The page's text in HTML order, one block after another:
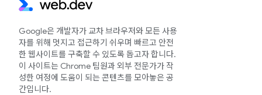
Google은 개발자가 교차 브라우저와 모든 사용
자를 위해 멋지고 접근하기 쉬우며 빠르고 안전
한 웹사이트를 구축할 수 있도록 돕고자 합니다.
이 사이트는 Chrome 팀원과 외부 전문가가 작
성한 여정에 도움이 되는 콘텐츠를 모아놓은 공
간입니다.